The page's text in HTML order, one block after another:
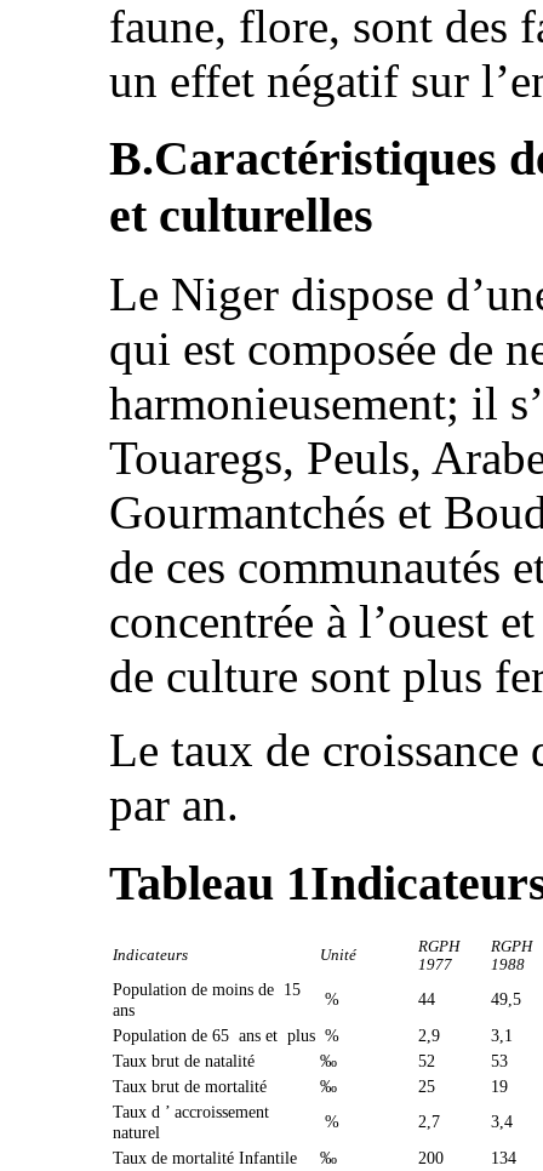
faune, flore, sont des
un effet négatif sur
B.Caractéristiques
et culturelles
Le Niger dispose
qui est composée de
harmonieusement; il
Touaregs, Peuls,
Gourmantchés et
de ces communautés
concentrée à l’ouest
de culture sont plus
Le taux de croissance
par an.
Tableau 1
Indicateurs Unité
RGPH
1977
RGPH
1988
Population de moins de 15
ans
% 44
49,5
Population de 65 ans et plus % 2,9
3,1
Taux brut de natalité
‰ 52
53
Taux brut de mortalité
‰ 25
19
Taux d ’ accroissement
naturel
% 2,7
3,4
Taux de mortalité Infantile
‰ 200
134